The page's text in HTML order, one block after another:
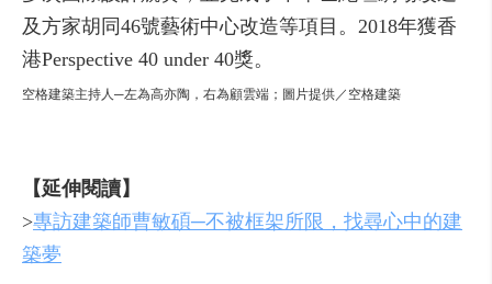
及方家胡同46號藝術中心改造等項目。2018年獲香
港Perspective 40 under 40獎。
空格建築主持人─左為高亦陶，右為顧雲端；圖片提供／空格建築
【延伸閱讀】
>專訪建築師曹敏碩─不被框架所限，找尋心中的建
築夢